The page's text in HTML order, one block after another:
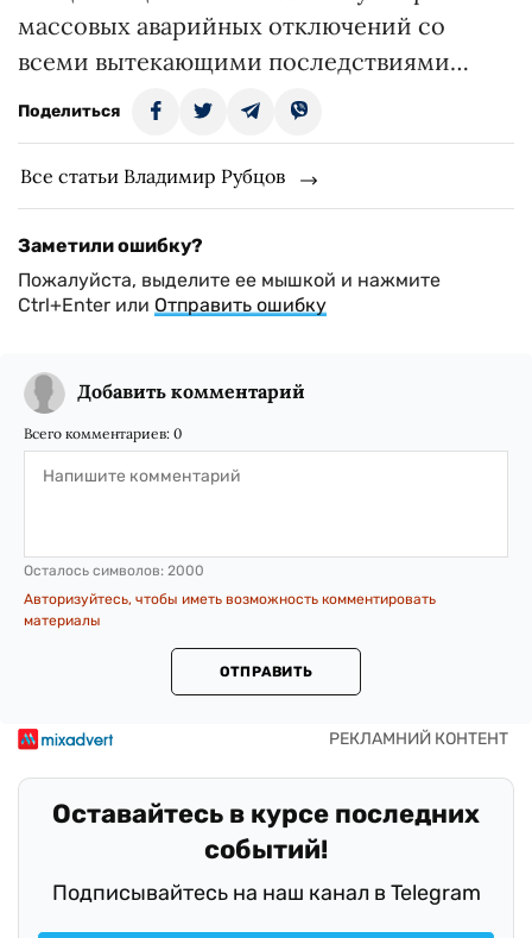
массовых аварийных отключений со
всеми вытекающими последствиями…
Поделиться
Все статьи Владимир Рубцов
Заметили ошибку?
Пожалуйста, выделите ее мышкой и нажмите
Ctrl+Enter или Отправить ошибку
Добавить комментарий
Всего комментариев: 0
Осталось символов: 2000
Авторизуйтесь, чтобы иметь возможность комментировать
материалы
ОТПРАВИТЬ
Оставайтесь в курсе последних
событий!
Подписывайтесь на наш канал в Telegram